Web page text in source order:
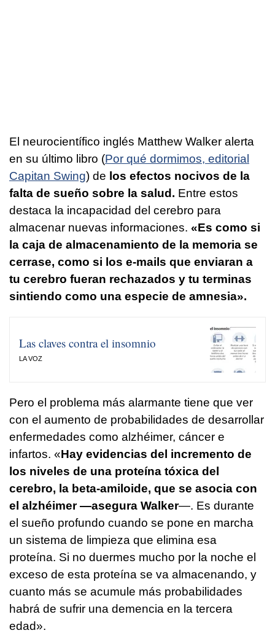
El neurocientífico inglés Matthew Walker alerta
en su último libro (Por qué dormimos, editorial
Capitan Swing) de los efectos nocivos de la
falta de sueño sobre la salud. Entre estos
destaca la incapacidad del cerebro para
almacenar nuevas informaciones. «Es como si
la caja de almacenamiento de la memoria se
cerrase, como si los e-mails que enviaran a
tu cerebro fueran rechazados y tu terminas
sintiendo como una especie de amnesia».
Las claves contra el insomnio
LA VOZ
Pero el problema más alarmante tiene que ver
con el aumento de probabilidades de desarrollar
enfermedades como alzhéimer, cáncer e
infartos. «Hay evidencias del incremento de
los niveles de una proteína tóxica del
cerebro, la beta-amiloide, que se asocia con
el alzhéimer —asegura Walker—. Es durante
el sueño profundo cuando se pone en marcha
un sistema de limpieza que elimina esa
proteína. Si no duermes mucho por la noche el
exceso de esta proteína se va almacenando, y
cuanto más se acumule más probabilidades
habrá de sufrir una demencia en la tercera
edad».